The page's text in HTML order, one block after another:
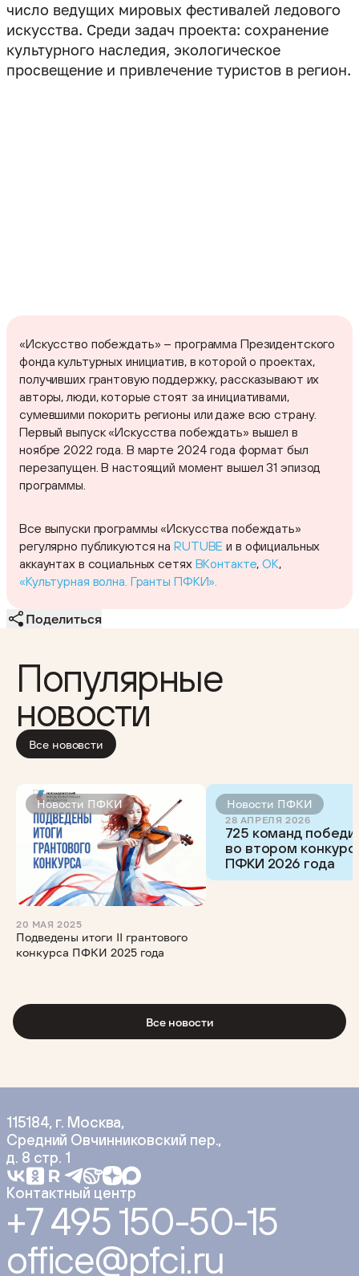
число ведущих мировых фестивалей ледового
искусства. Среди задач проекта: сохранение
культурного наследия, экологическое
просвещение и привлечение туристов в регион.
«Искусство побеждать» – программа Президентского
фонда культурных инициатив, в которой о проектах,
получивших грантовую поддержку, рассказывают их
авторы, люди, которые стоят за инициативами,
сумевшими покорить регионы или даже всю страну.
Первый выпуск «Искусства побеждать» вышел в
ноябре 2022 года. В марте 2024 года формат был
перезапущен. В настоящий момент вышел 31 эпизод
программы.
Все выпуски программы «Искусства побеждать»
регулярно публикуются наRUTUBE и в официальных
аккаунтах в социальных сетях ВКонтакте,OK,
«Культурная волна. Гранты ПФКИ».
Поделиться
Популярные
новости
Все нововсти
Новости ПФКИ
20 МАЯ 2025
Подведены итоги II грантового
конкурса ПФКИ 2025 года
Новости ПФКИ
28 АПРЕЛЯ 2026
725 команд
во втором
ПФКИ 2026 года
Все новости
115184, г. Москва,
Средний Овчинниковский пер.,
д. 8 стр. 1
Контактный центр
+7 495 150-50-15
office@pfci.ru